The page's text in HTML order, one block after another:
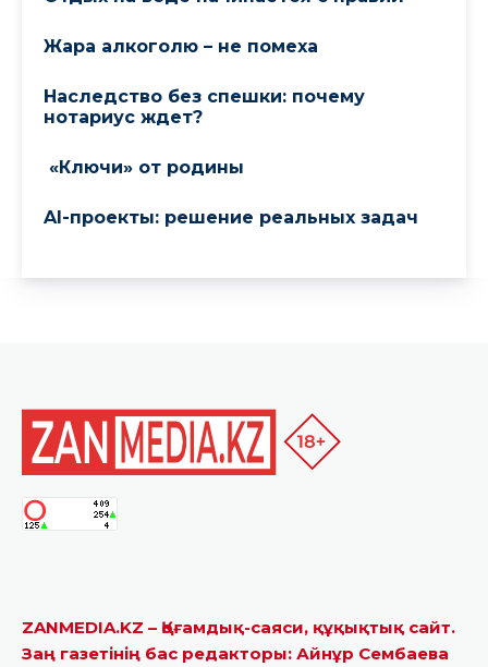
ZANMEDIA.KZ – Қоғамдық-саяси, құқықтық сайт.
Заң газетінің бас редакторы: Айнұр Сембаева